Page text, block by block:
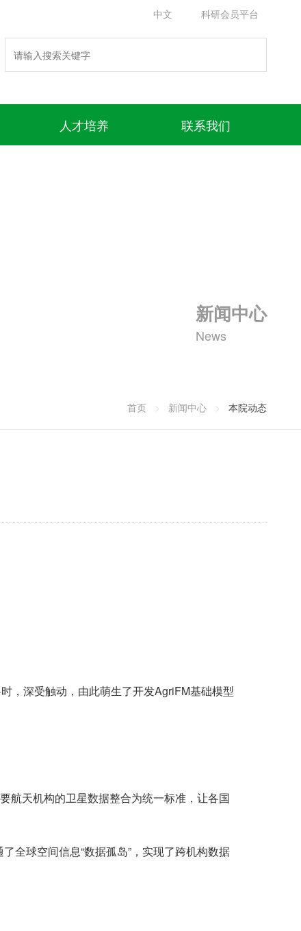
中文 科研会员平台
人才培养 联系我们
新闻中心
News
首页 > 新闻中心 > 本院动态
，深受触动，由此萌生了开发AgriFM基础模型
航天机构的卫星数据整合为统一标准，让各国
全球空间信息“数据孤岛”，实现了跨机构数据